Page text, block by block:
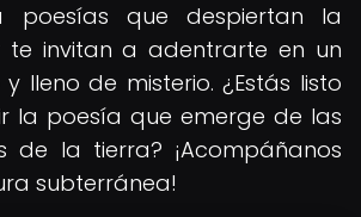
que despiertan la
te invitan a adentrarte en un
lleno de misterio. ¿Estás listo
la poesía que emerge de las
de la tierra? ¡Acompáñanos
subterránea!